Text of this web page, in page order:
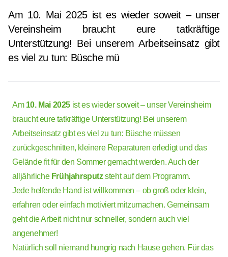
Am 10. Mai 2025 ist es wieder soweit – unser
Vereinsheim braucht eure tatkräftige
Unterstützung! Bei unserem Arbeitseinsatz gibt
es viel zu tun: Büsche mü
Am 10. Mai 2025 ist es wieder soweit – unser Vereinsheim
braucht eure tatkräftige Unterstützung! Bei unserem
Arbeitseinsatz gibt es viel zu tun: Büsche müssen
zurückgeschnitten, kleinere Reparaturen erledigt und das
Gelände fit für den Sommer gemacht werden. Auch der
alljährliche Frühjahrsputzsteht auf dem Programm.
Jede helfende Hand ist willkommen – ob groß oder klein,
erfahren oder einfach motiviert mitzumachen. Gemeinsam
geht die Arbeit nicht nur schneller, sondern auch viel
angenehmer!
Natürlich soll niemand hungrig nach Hause gehen. Für das